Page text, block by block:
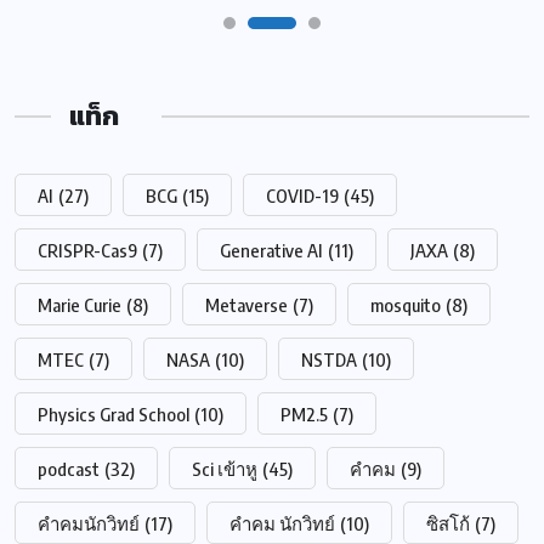
แท็ก
AI (27) BCG (15) COVID-19 (45)
CRISPR-Cas9 (7) Generative AI (11) JAXA (8)
Marie Curie (8) Metaverse (7) mosquito (8)
MTEC (7) NASA (10) NSTDA (10)
Physics Grad School (10) PM2.5 (7)
podcast (32) Sci เข้าหู (45) คำคม (9)
คำคมนักวิทย์ (17) คำคม นักวิทย์ (10) ซิสโก้ (7)